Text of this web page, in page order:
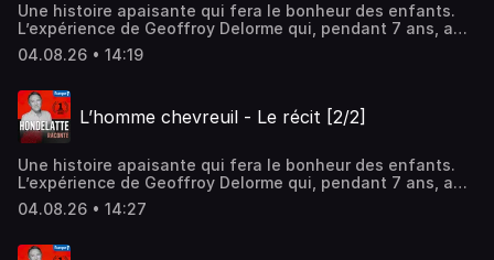
audiomeans.fr/politique-de-confidentialite pour plus
d'informations.
Une histoire apaisante qui fera le bonheur des enfants.
L’expérience de Geoffroy Delorme qui, pendant 7 ans, a
vécu dans une forêt avec des chevreuils !Hébergé par
Audiomeans. Visitez audiomeans.fr/politique-de-
04.08.26 • 14:19
L’homme chevreuil - Le récit [2/2]
Une histoire apaisante qui fera le bonheur des enfants.
L’expérience de Geoffroy Delorme qui, pendant 7 ans, a
vécu dans une forêt avec des chevreuils !Hébergé par
Audiomeans. Visitez audiomeans.fr/politique-de-
04.08.26 • 14:27